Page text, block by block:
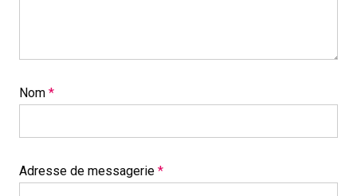
Nom *
Adresse de messagerie *